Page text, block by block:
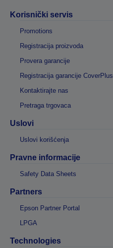
Korisnički servis
Promotions
Registracija proizvoda
Provera garancije
Registracija garancije CoverPlus
Kontaktirajte nas
Pretraga trgovaca
Uslovi
Uslovi korišćenja
Pravne informacije
Safety Data Sheets
Partners
Epson Partner Portal
LPGA
Technologies